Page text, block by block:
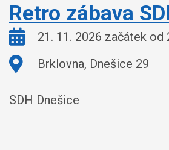
Retro zábava
Kdy:
21. 11. 2026 začátek od
Kde:
Brklovna, Dnešice 29
SDH Dnešice